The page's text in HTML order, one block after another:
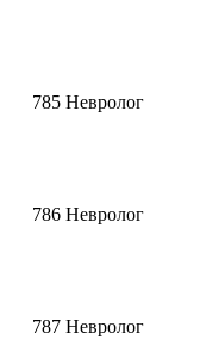
785 Невролог
786 Невролог
787 Невролог